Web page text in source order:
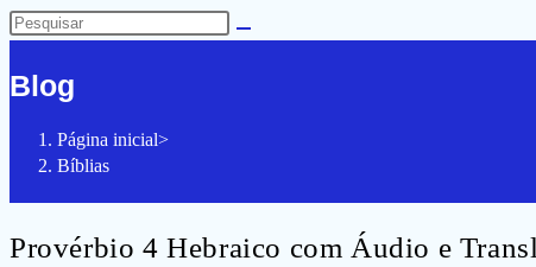
do
site
Pesquisar
site
Blog
Página inicial>
Bíblias
Provérbio 4 Hebraico com Áudio e